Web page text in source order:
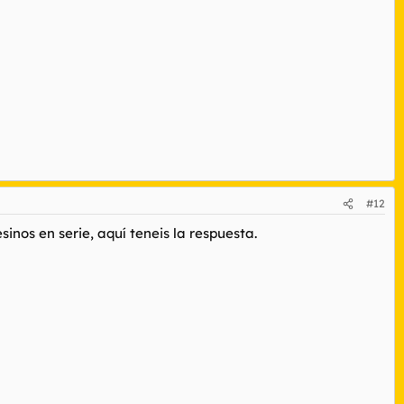
#12
en serie, aquí teneis la respuesta.